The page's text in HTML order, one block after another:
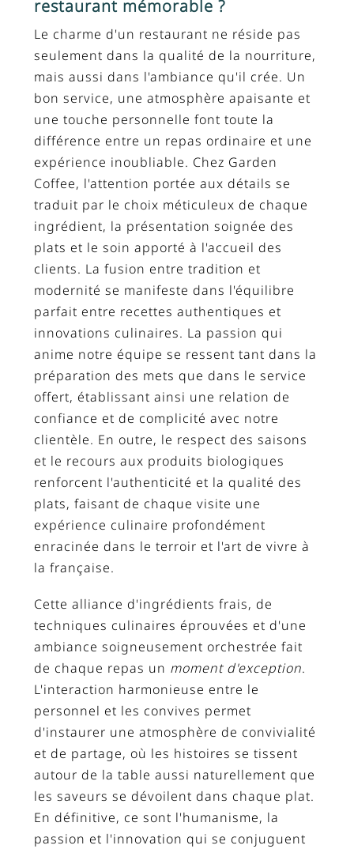
restaurant mémorable ?
Le charme d'un restaurant ne réside pas
seulement dans la qualité de la nourriture,
mais aussi dans l'ambiance qu'il crée. Un
bon service, une atmosphère apaisante et
une touche personnelle font toute la
différence entre un repas ordinaire et une
expérience inoubliable. Chez Garden
Coffee, l'attention portée aux détails se
traduit par le choix méticuleux de chaque
ingrédient, la présentation soignée des
plats et le soin apporté à l'accueil des
clients. La fusion entre tradition et
modernité se manifeste dans l'équilibre
parfait entre recettes authentiques et
innovations culinaires. La passion qui
anime notre équipe se ressent tant dans la
préparation des mets que dans le service
offert, établissant ainsi une relation de
confiance et de complicité avec notre
clientèle. En outre, le respect des saisons
et le recours aux produits biologiques
renforcent l'authenticité et la qualité des
plats, faisant de chaque visite une
expérience culinaire profondément
enracinée dans le terroir et l'art de vivre à
la française.
Cette alliance d'ingrédients frais, de
techniques culinaires éprouvées et d'une
ambiance soigneusement orchestrée fait
de chaque repas un moment d'exception.
L'interaction harmonieuse entre le
personnel et les convives permet
d'instaurer une atmosphère de convivialité
et de partage, où les histoires se tissent
autour de la table aussi naturellement que
les saveurs se dévoilent dans chaque plat.
En définitive, ce sont l'humanisme, la
passion et l'innovation qui se conjuguent